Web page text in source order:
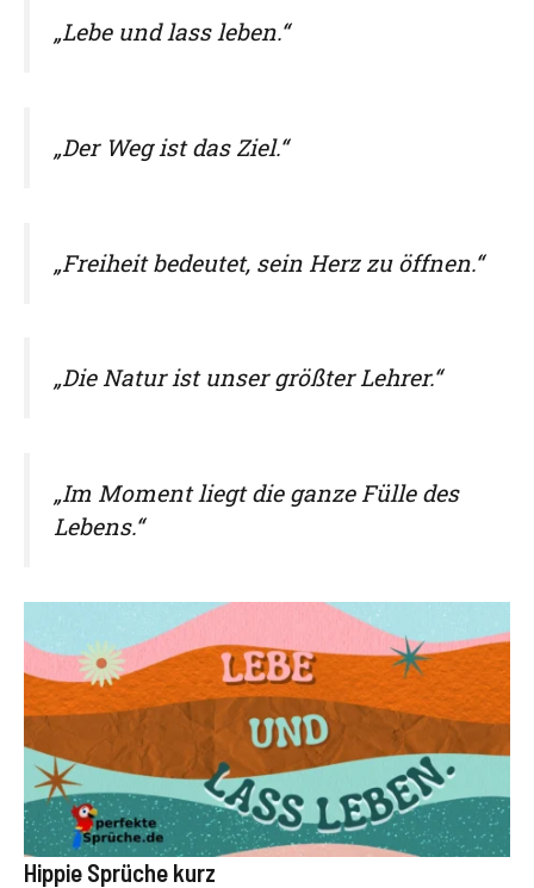
„Lebe und lass leben.“
„Der Weg ist das Ziel.“
„Freiheit bedeutet, sein Herz zu öffnen.“
„Die Natur ist unser größter Lehrer.“
„Im Moment liegt die ganze Fülle des
Lebens.“
Hippie Sprüche kurz